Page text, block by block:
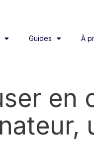
Guides À
en